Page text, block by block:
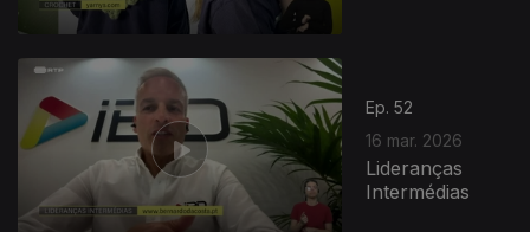
Ep. 52
16 mar. 2026
Lideranças
Intermédias